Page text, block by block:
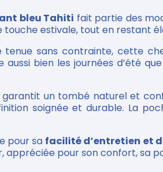
bleu Tahiti fait partie des
estivale, tout en restant
tenue sans contrainte, cette
aussi bien les journées d’été
un tombé naturel et
soignée et durable. La
pour sa facilité d’entretien et
appréciée pour son confort, sa